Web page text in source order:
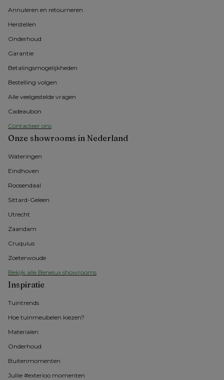
Annuleren en retourneren
Herstellen
Onderhoud
Garantie
Betalingsmogelijkheden
Bestelling volgen
Alle veelgestelde vragen
Cadeaubon
Contacteer ons
Onze showrooms in Nederland
Wateringen
Eindhoven
Roosendaal
Sittard-Geleen
Utrecht
Zaandam
Cruquius
Zoeterwoude
Bekijk alle Benelux showrooms
Inspiratie
Tuintrends
Hoe tuinmeubelen kiezen?
Materialen
Onderhoud
Buitenmomenten
Jullie #exterioo momenten